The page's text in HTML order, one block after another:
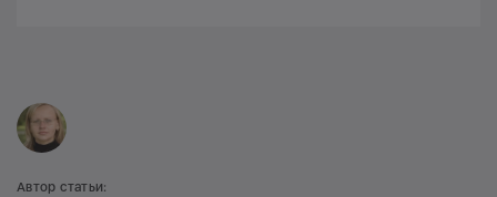
Автор статьи: